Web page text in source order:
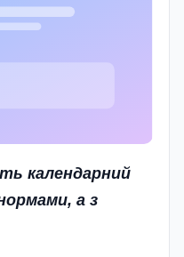
календарний
а з